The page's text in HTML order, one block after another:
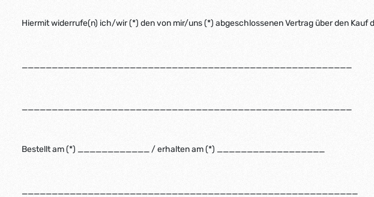
Hiermit widerrufe(n) ich/wir (*) den von mir/uns (*) abgeschlossenen Vertrag über den
_______________________________________________________
_______________________________________________________
Bestellt am (*) ____________ / erhalten am (*) __________________
________________________________________________________